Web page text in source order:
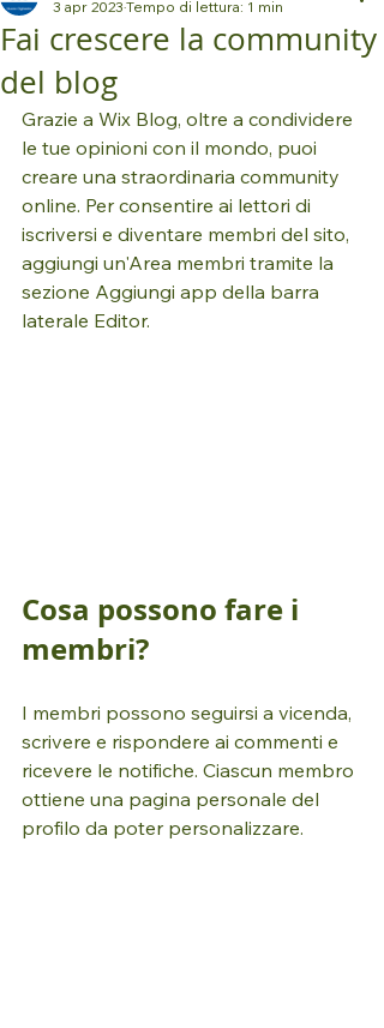
Fai crescere la community
del blog
3 apr 2023 Tempo di lettura: 1 min
Grazie a Wix Blog, oltre a condividere
le tue opinioni con il mondo, puoi
creare una straordinaria community
online. Per consentire ai lettori di
iscriversi e diventare membri del sito,
aggiungi un'Area membri tramite la
sezione Aggiungi app della barra
laterale Editor.
Cosa possono fare i
membri?
I membri possono seguirsi a vicenda,
scrivere e rispondere ai commenti e
ricevere le notifiche. Ciascun membro
ottiene una pagina personale del
profilo da poter personalizzare.